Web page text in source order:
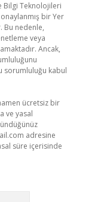
Bilgi Teknolojileri
bir Yer
Bu nedenle,
veya
Ancak,
sorumluluğu kabul
ücretsiz bir
ve yasal
adresine
süre içerisinde